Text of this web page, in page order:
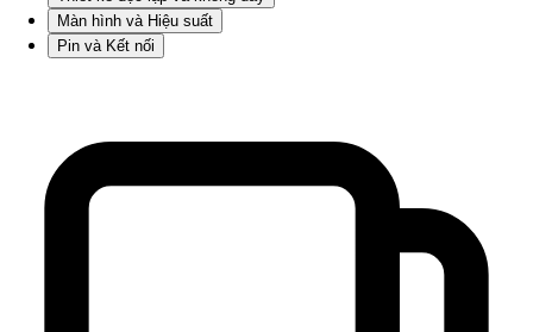
Màn hình và Hiệu suất
Pin và Kết nối